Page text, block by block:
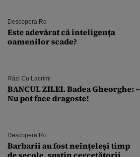
Descopera.ro
Este adevărat că inteligența
oamenilor scade?
Râzi Cu Lacrimi
BANCUL ZILEI. Badea Gheorghe: –
Nu pot face dragoste!
Descopera.ro
Barbarii au fost neînțeleși timp